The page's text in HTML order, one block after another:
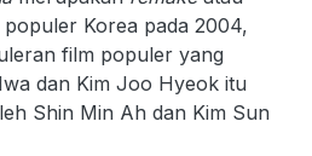
Korea pada 2004,
film populer yang
dan Kim Joo Hyeok itu
Shin Min Ah dan Kim Sun